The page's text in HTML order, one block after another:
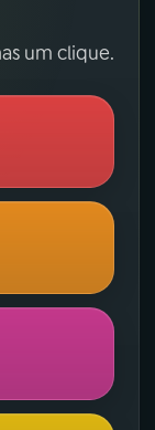
um clique.